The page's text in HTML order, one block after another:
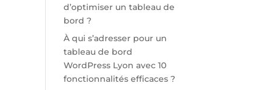
d’optimiser un tableau de
bord ?
À qui s’adresser pour un
tableau de bord
WordPress Lyon avec 10
fonctionnalités efficaces ?